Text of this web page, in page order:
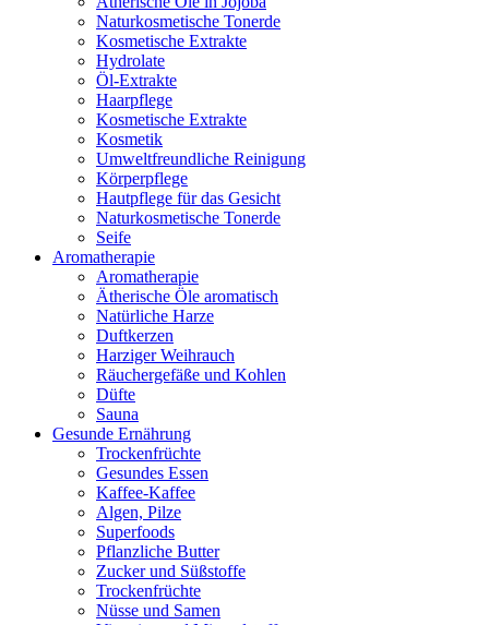
Naturkosmetische Tonerde
Kosmetische Extrakte
Hydrolate
Öl-Extrakte
Haarpflege
Kosmetische Extrakte
Kosmetik
Umweltfreundliche Reinigung
Körperpflege
Hautpflege für das Gesicht
Naturkosmetische Tonerde
Seife
Aromatherapie
Aromatherapie
Ätherische Öle aromatisch
Natürliche Harze
Duftkerzen
Harziger Weihrauch
Räuchergefäße und Kohlen
Düfte
Sauna
Gesunde Ernährung
Trockenfrüchte
Gesundes Essen
Kaffee-Kaffee
Algen, Pilze
Superfoods
Pflanzliche Butter
Zucker und Süßstoffe
Trockenfrüchte
Nüsse und Samen